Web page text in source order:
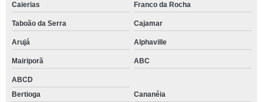
Caierias Franco da Rocha
Taboão da Serra Cajamar
Arujá Alphaville
Mairiporã ABC
ABCD
Bertioga
Cananéia